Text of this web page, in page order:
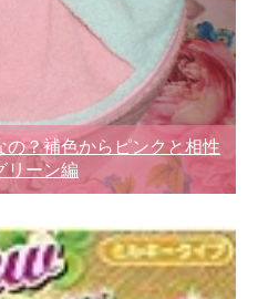
の？補色からピンクと相性
リーン編